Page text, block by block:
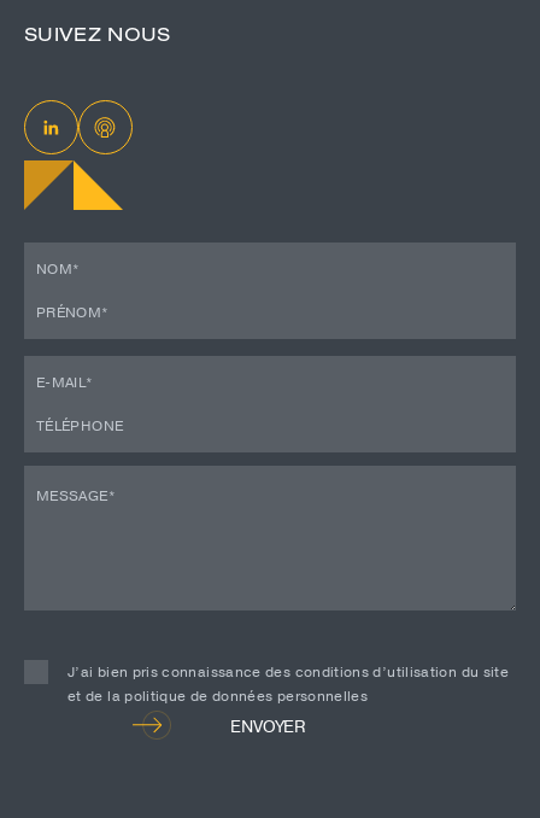
SUIVEZ NOUS
J’ai bien pris connaissance des conditions d’utilisation du site
et de la politique de données personnelles
ENVOYER